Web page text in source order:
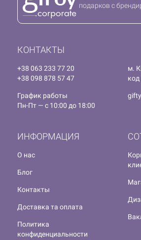
КОНТАКТЫ
+38 063 233 77 20
+38 098 878 57 47
м.
код
График работы
Пн-Пт — с 10:00 до 18:00
ИНФОРМАЦИЯ
О нас
Блог
Контакты
Доставка та оплата
Политика
конфиденциальности
подарков с